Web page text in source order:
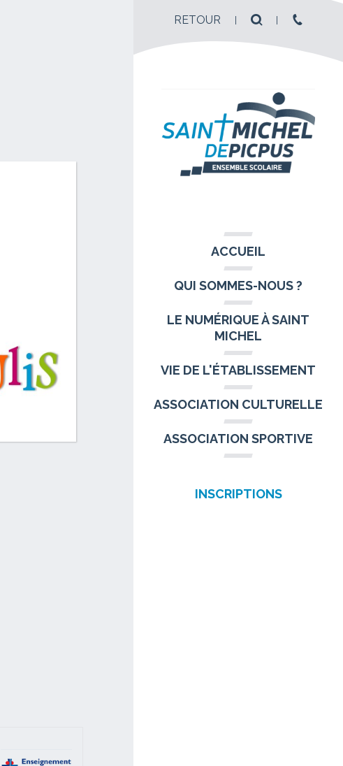
RETOUR
ACCUEIL
QUI SOMMES-NOUS ?
LE NUMÉRIQUE À SAINT
MICHEL
VIE DE L'ÉTABLISSEMENT
ASSOCIATION CULTURELLE
ASSOCIATION SPORTIVE
INSCRIPTIONS